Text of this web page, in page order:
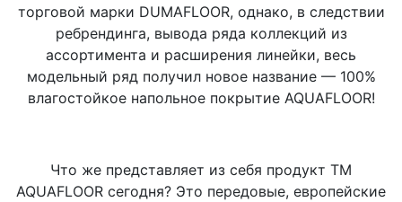
торговой марки DUMAFLOOR, однако, в следствии
ребрендинга, вывода ряда коллекций из
ассортимента и расширения линейки, весь
модельный ряд получил новое название — 100%
влагостойкое напольное покрытие AQUAFLOOR!
Что же представляет из себя продукт ТМ
AQUAFLOOR сегодня? Это передовые, европейские